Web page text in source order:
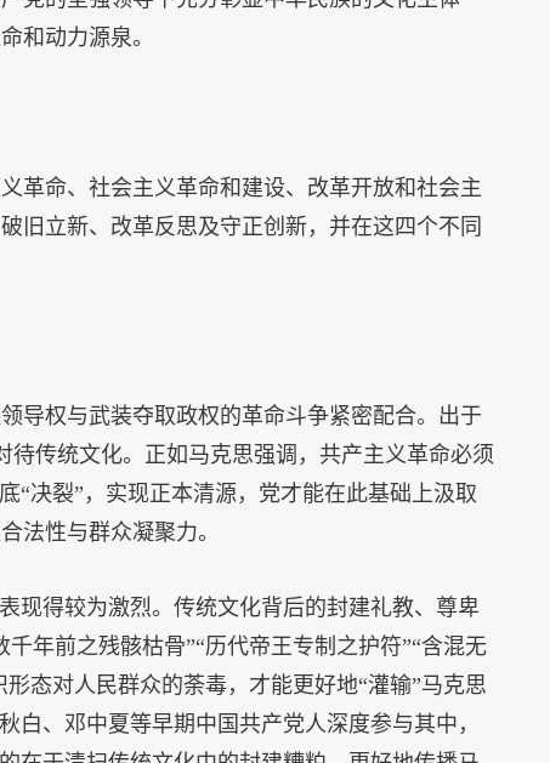
和动力源泉。
革命、社会主义革命和建设、改革开放和社会主
旧立新、改革反思及守正创新，并在这四个不同
导权与武装夺取政权的革命斗争紧密配合。出于
待传统文化。正如马克思强调，共产主义革命必须
“决裂”，实现正本清源，党才能在此基础上汲取
法性与群众凝聚力。
现得较为激烈。传统文化背后的封建礼教、尊卑
年前之残骸枯骨”“历代帝王专制之护符”“含混无
态对人民群众的荼毒，才能更好地“灌输”马克思
白、邓中夏等早期中国共产党人深度参与其中，